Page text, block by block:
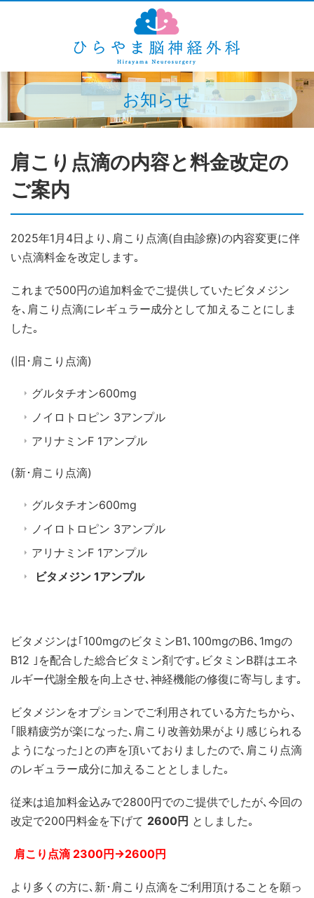
お知らせ
肩こり点滴の内容と料金改定の
ご案内
2025年1月4日より､肩こり点滴(自由診療)の内容変更に伴
い点滴料金を改定します｡
これまで500円の追加料金でご提供していたビタメジン
を､肩こり点滴にレギュラー成分として加えることにしま
した｡
(旧･肩こり点滴)
グルタチオン600mg
ノイロトロピン 3アンプル
アリナミンF 1アンプル
(新･肩こり点滴)
グルタチオン600mg
ノイロトロピン 3アンプル
アリナミンF 1アンプル
ビタメジン 1アンプル
ビタメジンは｢100mgのビタミンB1､100mgのB6､1mgの
B12 ｣を配合した総合ビタミン剤です｡ビタミンB群はエネ
ルギー代謝全般を向上させ､神経機能の修復に寄与します｡
ビタメジンをオプションでご利用されている方たちから､
｢眼精疲労が楽になった､肩こり改善効果がより感じられる
ようになった｣との声を頂いておりましたので､肩こり点滴
のレギュラー成分に加えることとしました｡
従来は追加料金込みで2800円でのご提供でしたが､今回の
改定で200円料金を下げて 2600円 としました｡
肩こり点滴 2300円→2600円
より多くの方に､新･肩こり点滴をご利用頂けることを願っ